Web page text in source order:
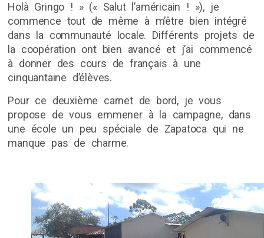
Holà Gringo ! » (« Salut l’américain ! »), je
commence tout de même à m’être bien intégré
dans la communauté locale. Différents projets de
la coopération ont bien avancé et j’ai commencé
à donner des cours de français à une
cinquantaine d’élèves.
Pour ce deuxième carnet de bord, je vous
propose de vous emmener à la campagne, dans
une école un peu spéciale de Zapatoca qui ne
manque pas de charme.